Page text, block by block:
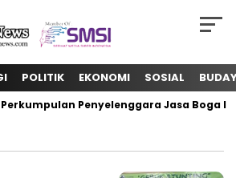
POLITIK EKONOMI SOSIAL
Penyelenggara Jasa Boga